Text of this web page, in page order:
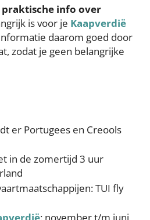
praktische info over
is voor je Kaapverdië
daarom goed door
zodat je geen belangrijke
er Portugees en Creools
in de zomertijd 3 uur
TUI fly